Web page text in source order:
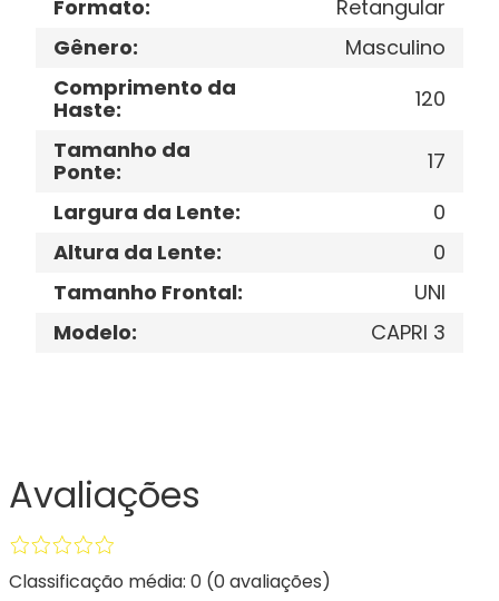
Formato:
Retangular
Gênero:
Masculino
Comprimento da
Haste:
120
Tamanho da
Ponte:
17
Largura da Lente:
0
Altura da Lente:
0
Tamanho Frontal:
UNI
Modelo: CAPRI 3
Avaliações
Classificação média: 0 (0 avaliações)